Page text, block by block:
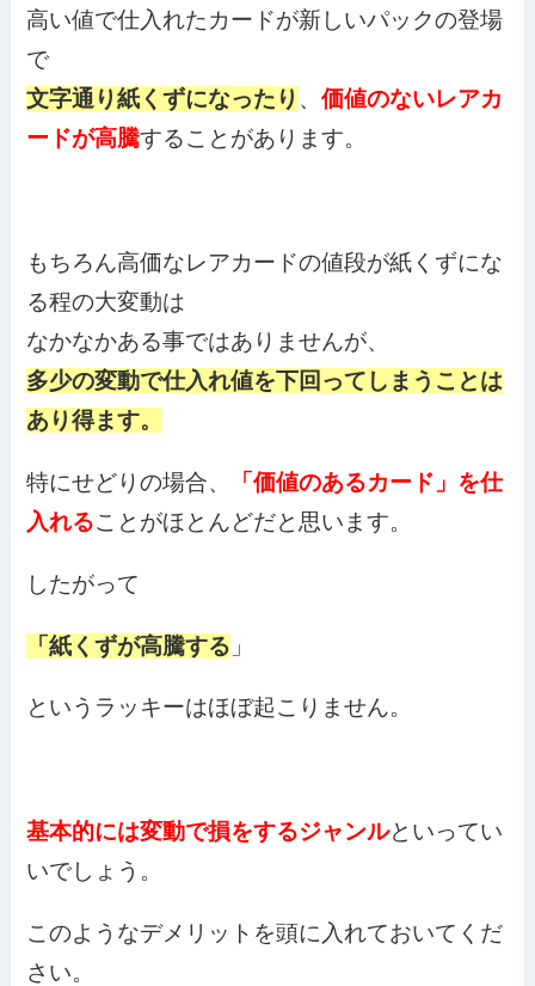
高い値で仕入れたカードが新しいパックの登場
で
文字通り紙くずになったり 、価値のないレアカ
ードが高騰することがあります。
もちろん高価なレアカードの値段が紙くずにな
る程の大変動は
なかなかある事ではありませんが、
多少の変動で仕入れ値を下回ってしまうことは
あり得ます。
特にせどりの場合、
「価値のあるカード」を仕
入れることがほとんどだと思います。
したがって
「紙くずが高騰する 」
というラッキーはほぼ起こりません。
基本的には変動で損をするジャンルといってい
いでしょう。
このようなデメリットを頭に入れておいてくだ
さい。